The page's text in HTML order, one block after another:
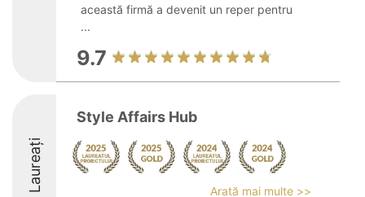
această firmă a devenit un reper pentru
...
9.7
Laureați
Style Affairs Hub
Arată mai multe >>